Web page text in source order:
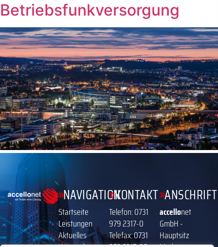
Betriebsfunkversorgung
»NAVIGATION
Startseite
Leistungen
Aktuelles
»KONTAKT
Telefon:0731
979 2317-0
Telefax: 0731
»ANSCHRIFT
accellonet
GmbH -
Hauptsitz